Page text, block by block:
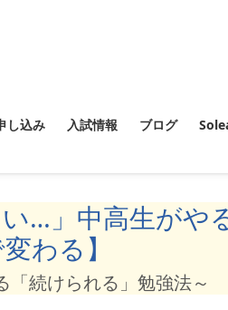
し込み 入試情報 ブログ
い…」中高生がや
わる】
「続けられる」勉強法～